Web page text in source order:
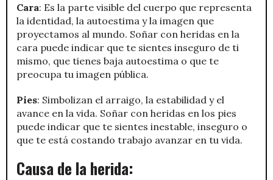
Cara: Es la parte visible del cuerpo que representa
la identidad, la autoestima y la imagen que
proyectamos al mundo. Soñar con heridas en la
cara puede indicar que te sientes inseguro de ti
mismo, que tienes baja autoestima o que te
preocupa tu imagen pública.
Pies: Simbolizan el arraigo, la estabilidad y el
avance en la vida. Soñar con heridas en los pies
puede indicar que te sientes inestable, inseguro o
que te está costando trabajo avanzar en tu vida.
Causa de la herida: